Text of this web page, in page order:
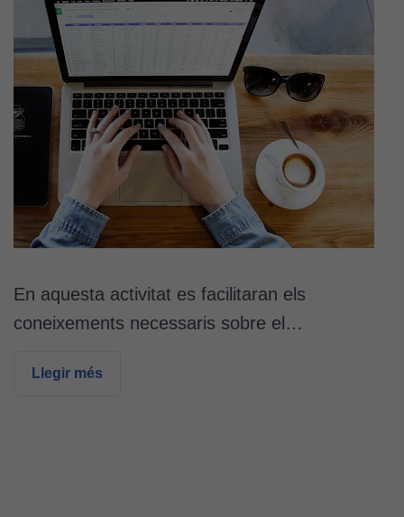
En aquesta activitat es facilitaran els
coneixements necessaris sobre el…
Llegir més